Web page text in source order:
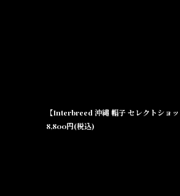
【Interbreed 沖縄 帽子 セレクトショ
8,800円(税込)